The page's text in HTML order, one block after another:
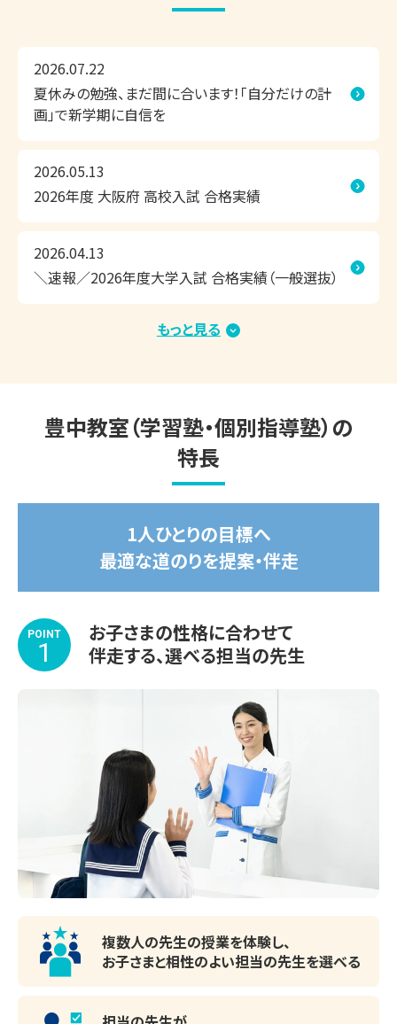
めたい」
「2学期の定期テストで高得点を取るために、夏休み中にしっ
かり対策したい」
「志望校合格に向けて、今の勉強の進め方で大丈夫か不安。
相談したい」など
上記のご相談内容は一例です。
現在の学習状況や志望校・目標をもとに、お子さまにピッタ
気軽にお問い合わせください。
◎1人ひとりにピッタリの学習計画
◎相性のよい担当講師が、隣できめ細かく指導
◎お子さまに合わせて調整できるスケジュール
ぜひ、豊中教室まで足を運んでいただき、学習環境などをお
確かめください！
◆◇夏期講習　好評受付中！◇◆
▽夏期講習期間
2026年7月14日(火)～8月31日(月)
受講する教科や学習内容、スケジュールもお子さま専用で
す。
苦手な1教科から受講OK！
涼しくて集中できる学習環境を整えてお待ちしております。
※期間途中からのスタートも可能です。
2026.07.22
夏休みの勉強、まだ間に合います！「自分だけの計
画」で新学期に自信を
2026.05.13
2026年度 大阪府 高校入試 合格実績
2026.04.13
＼速報／2026年度大学入試 合格実績（一般選抜）
2026.01.15
＼速報／2026年度大学入試 合格実績（総合型選
抜・学校推薦型選抜・内部進学）
もっと見る
豊中教室（学習塾・個別指導塾）の
特長
1人ひとりの目標へ
最適な道のりを提案・伴走
POINT
1
お子さまの性格に合わせて
伴走する、選べる担当の先生
複数人の先生の授業を体験し、
お子さまと相性のよい担当の先生を選べる